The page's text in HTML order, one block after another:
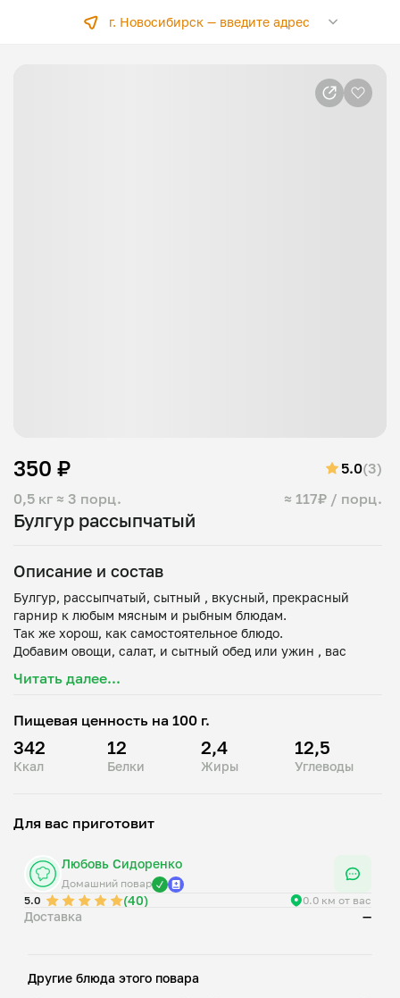
г. Новосибирск —введите адрес
Булгур рассыпчатый
0,5 кг ≈ 3 порц. ≈ 117₽ / порц.
350 ₽ 5.0(3)
Описание и состав
Булгур, рассыпчатый, сытный , вкусный, прекрасный
гарнир к любым мясным и рыбным блюдам.
Так же хорош, как самостоятельное блюдо.
Добавим овощи, салат, и сытный обед или ужин , вас
Крупа булгур, соль, масло оливковое/растительное
Читать далее...
Пищевая ценность на 100 г.
342
Ккал
12
Белки
2,4
Жиры
12,5
Углеводы
Для вас приготовит
Любовь Сидоренко
Домашний повар
5.0
(40) 0.0 км от вас
Доставка —
Другие блюда этого повара